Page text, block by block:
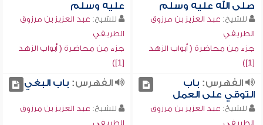
صلى الله عليه وسلم
للشيخ: عبد العزيز بن مرزوق
الطريفي
جزء من محاضرة ( أبواب الزهد
[1])
عليه وسلم
للشيخ: عبد العزيز بن مرزوق
الطريفي
جزء من محاضرة ( أبواب الزهد
[1])
الفهرس: باب
التوقي على العمل
للشيخ: عبد العزيز بن مرزوق
الطريفي
الفهرس: باب البغي
للشيخ: عبد العزيز بن مرزوق
الطريفي